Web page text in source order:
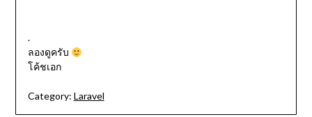
.
ลองดูครับ
โค้ชเอก
Category: Laravel